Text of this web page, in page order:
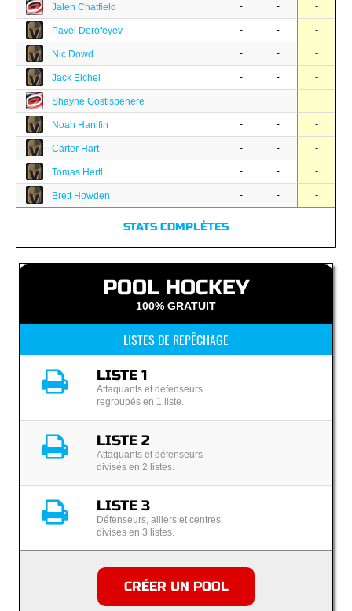
Jalen Chatfield - - -
Pavel Dorofeyev - - -
Nic Dowd - - -
Jack Eichel - - -
Shayne Gostisbehere - - -
Noah Hanifin - - -
Carter Hart - - -
Tomas Hertl - - -
Brett Howden - - -
STATS COMPLÈTES
POOL HOCKEY
100% GRATUIT
LISTES DE REPÊCHAGE
LISTE 1
Attaquants et défenseurs
regroupés en 1 liste.
LISTE 2
Attaquants et défenseurs
divisés en 2 listes.
LISTE 3
Défenseurs, ailiers et centres
divisés en 3 listes.
CRÉER UN POOL